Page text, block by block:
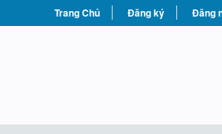
Trang Chủ Đăng ký Đăng